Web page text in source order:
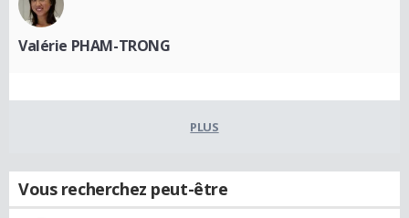
Valérie PHAM-TRONG
PLUS
Vous recherchez peut-être